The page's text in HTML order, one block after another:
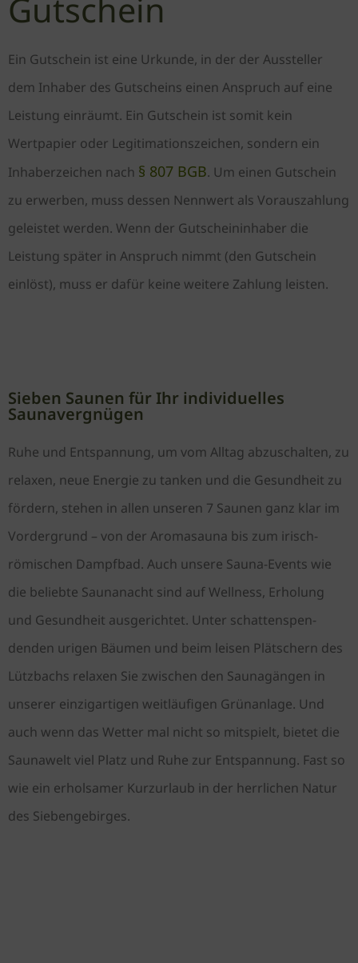
Gutschein
Ein Gutschein ist eine Urkunde, in der der Aussteller
dem Inhaber des Gutscheins einen Anspruch auf eine
Leistung einräumt. Ein Gutschein ist somit kein
Wertpapier oder Legitimationszeichen, sondern ein
Inhaberzeichen nach § 807 BGB. Um einen Gutschein
zu erwerben, muss dessen Nennwert als Vorauszahlung
geleistet werden. Wenn der Gutscheininhaber die
Leistung später in Anspruch nimmt (den Gutschein
einlöst), muss er dafür keine weitere Zahlung leisten.
Sieben Saunen für Ihr individuelles
Saunavergnügen​
Ruhe und Entspannung, um vom Alltag abzuschalten, zu
relaxen, neue Energie zu tanken und die Gesundheit zu
fördern, stehen in allen unseren 7 Saunen ganz klar im
Vordergrund – von der Aromasauna bis zum irisch-
römischen Dampf­bad. Auch unsere Sauna-Events wie
die beliebte Saunanacht sind auf Wellness, Erholung
und Gesundheit ausgerichtet. Unter schatten­spen­
denden urigen Bäumen und beim leisen Plätschern des
Lützbachs relaxen Sie zwischen den Sauna­gängen in
unserer einzigartigen weitläufigen Grünanlage. Und
auch wenn das Wetter mal nicht so mitspielt, bietet die
Saunawelt viel Platz und Ruhe zur Entspannung. Fast so
wie ein erholsamer Kurz­urlaub in der herrlichen Natur
des Siebengebirges.